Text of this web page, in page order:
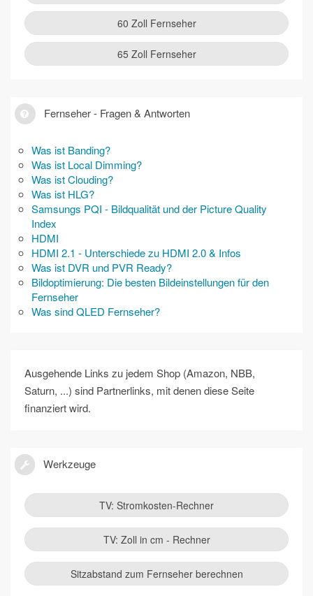
60 Zoll Fernseher
65 Zoll Fernseher
Fernseher - Fragen & Antworten
Was ist Banding?
Was ist Local Dimming?
Was ist Clouding?
Was ist HLG?
Samsungs PQI - Bildqualität und der Picture Quality
Index
HDMI
HDMI 2.1 - Unterschiede zu HDMI 2.0 & Infos
Was ist DVR und PVR Ready?
Bildoptimierung: Die besten Bildeinstellungen für den
Fernseher
Was sind QLED Fernseher?
Ausgehende Links zu jedem Shop (Amazon, NBB,
Saturn, ...) sind Partnerlinks, mit denen diese Seite
finanziert wird.
Werkzeuge
TV: Stromkosten-Rechner
TV: Zoll in cm - Rechner
Sitzabstand zum Fernseher berechnen